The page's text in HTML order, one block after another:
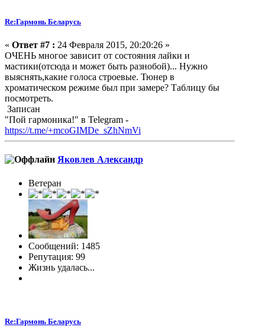
Re:Гармонь Беларусь
« Ответ #7 : 24 Февраля 2015, 20:20:26 »
ОЧЕНЬ многое зависит от состояния лайки и
мастики(отсюда и может быть разнобой)... Нужно
выяснять,какие голоса строевые. Тюнер в
хроматическом режиме был при замере? Таблицу бы
посмотреть.
Записан
"Пой гармоника!" в Telegram -
https://t.me/+mcoGIMDe_sZhNmVi
Яковлев Александр
Ветеран
Сообщений: 1485
Репутация: 99
Жизнь удалась...
Re:Гармонь Беларусь